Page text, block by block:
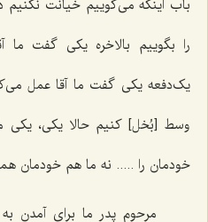
باب اینکه می‌گوییم خیانت
را بگوییم بالاخره یکی گفت ما
یک‌دفعه یکی گفت ما آقا عمل
وسط [بُخل‌] کنیم حالا یکی، یکی
خودمان را ..... نه ما هم خودمان
مرحوم پدر ما برای آمدن